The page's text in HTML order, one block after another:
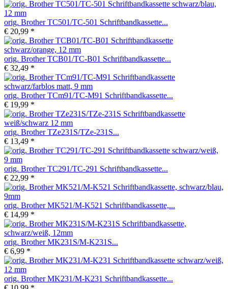
orig. Brother TC501/TC-501 Schriftbandkassette...
€ 20,99 *
orig. Brother TCB01/TC-B01 Schriftbandkassette...
€ 32,49 *
orig. Brother TCm91/TC-M91 Schriftbandkassette...
€ 19,99 *
orig. Brother TZe231S/TZe-231S...
€ 13,49 *
orig. Brother TC291/TC-291 Schriftbandkassette...
€ 22,99 *
orig. Brother MK521/M-K521 Schriftbandkassette,...
€ 14,99 *
orig. Brother MK231S/M-K231S...
€ 6,99 *
orig. Brother MK231/M-K231 Schriftbandkassette...